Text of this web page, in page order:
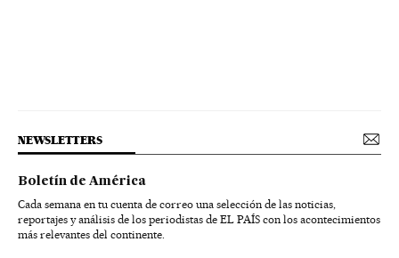
NEWSLETTERS
Boletín de América
Cada semana en tu cuenta de correo una selección de las noticias,
reportajes y análisis de los periodistas de EL PAÍS con los acontecimientos
más relevantes del continente.